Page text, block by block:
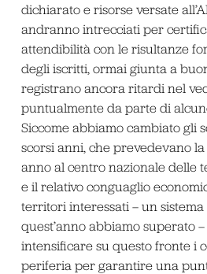
dichiarato e risorse versate
andranno intrecciati per
attendibilità con le risultanze
degli iscritti, ormai giunta a
registrano ancora ritardi nel
puntualmente da parte di
Siccome abbiamo cambiato gli
scorsi anni, che prevedevano
anno al centro nazionale delle
e il relativo conguaglio
territori interessati – un
quest’anno abbiamo superato
intensificare su questo fronte i
periferia per garantire una